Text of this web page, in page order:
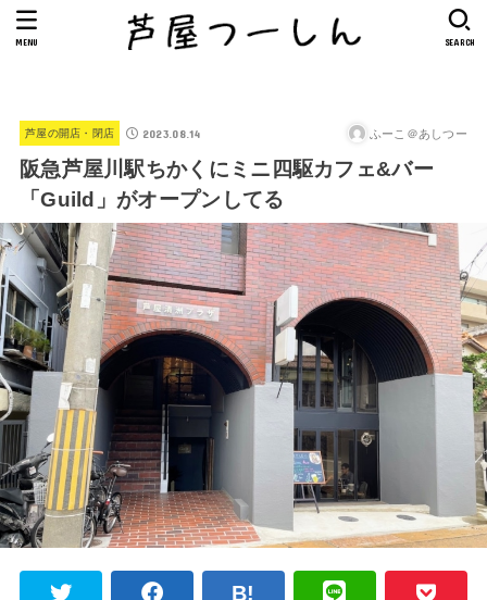
SEARCH
MENU
芦屋の開店・閉店 2023.08.14 ふーこ＠あしつー
阪急芦屋川駅ちかくにミニ四駆カフェ&バー
「Guild」がオープンしてる